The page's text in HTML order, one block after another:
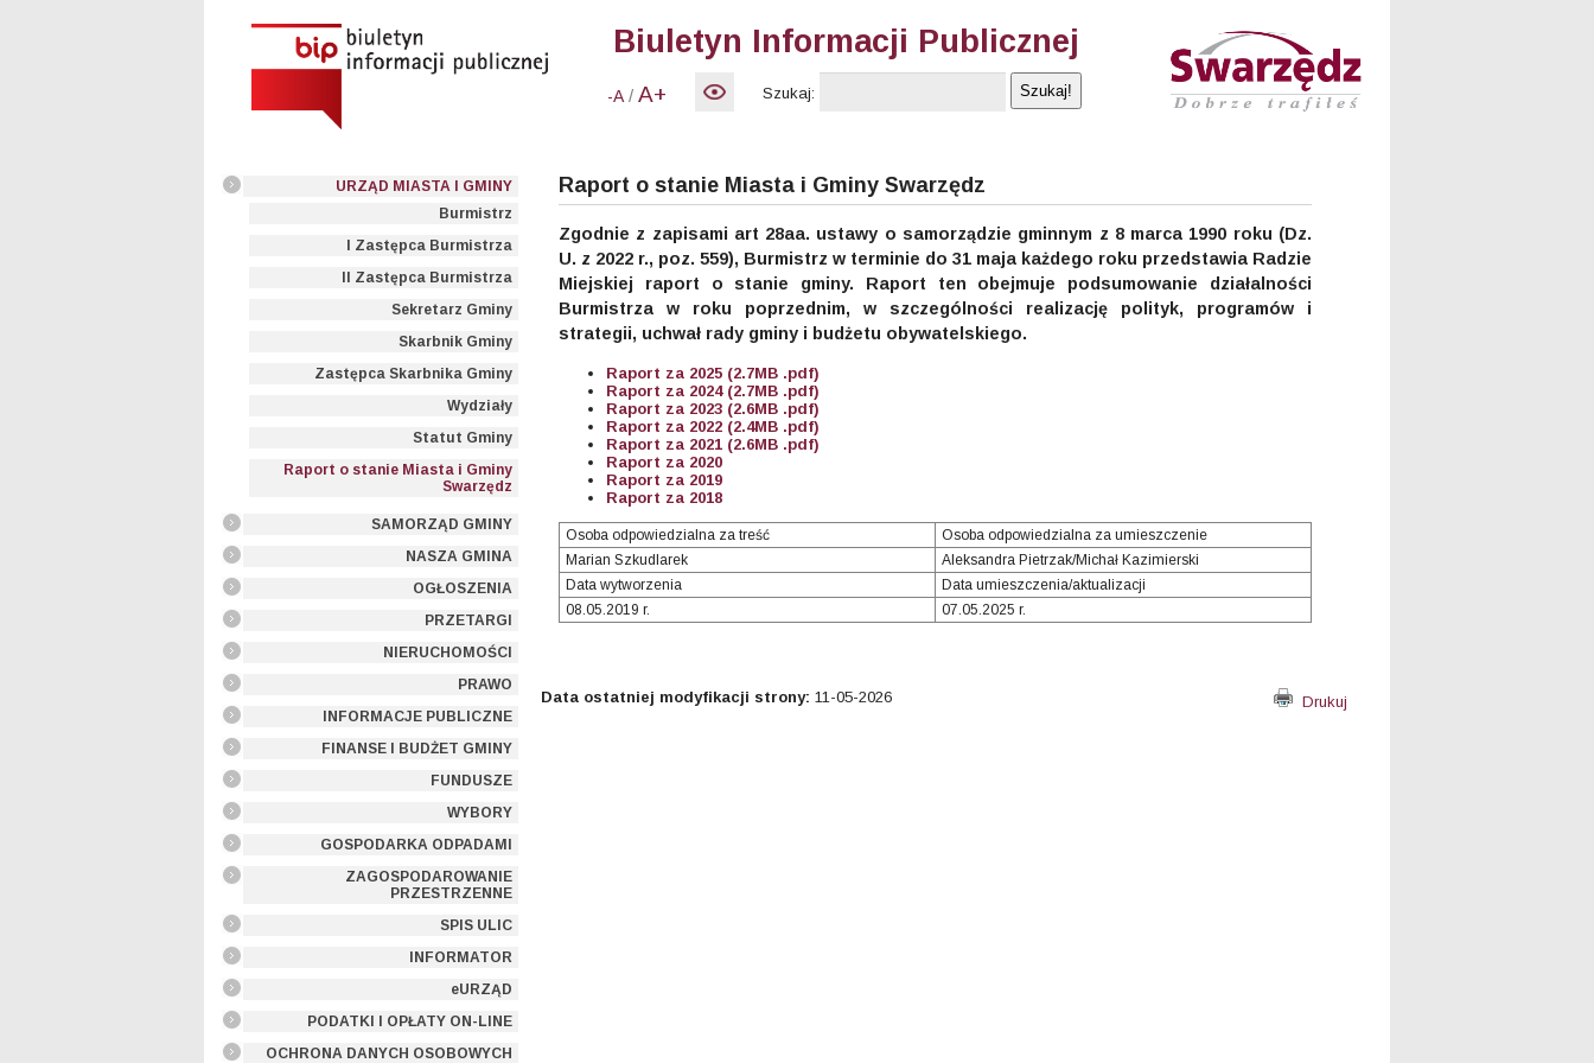
Biuletyn Informacji Publicznej
-A / A+ Szukaj:
URZĄD MIASTA I GMINY
Burmistrz
I Zastępca Burmistrza
II Zastępca Burmistrza
Sekretarz Gminy
Skarbnik Gminy
Zastępca Skarbnika Gminy
Wydziały
Statut Gminy
Raport o stanie Miasta i Gminy
Swarzędz
SAMORZĄD GMINY
NASZA GMINA
OGŁOSZENIA
PRZETARGI
NIERUCHOMOŚCI
PRAWO
INFORMACJE PUBLICZNE
FINANSE I BUDŻET GMINY
FUNDUSZE
WYBORY
GOSPODARKA ODPADAMI
ZAGOSPODAROWANIE
PRZESTRZENNE
SPIS ULIC
INFORMATOR
eURZĄD
PODATKI I OPŁATY ON-LINE
OCHRONA DANYCH OSOBOWYCH
Raport o stanie Miasta i Gminy Swarzędz
Zgodnie z zapisami art 28aa. ustawy o samorządzie gminnym z 8 marca 1990 roku (Dz.
U. z 2022 r., poz. 559), Burmistrz w terminie do 31 maja każdego roku przedstawia Radzie
Miejskiej raport o stanie gminy. Raport ten obejmuje podsumowanie działalności
Burmistrza w roku poprzednim, w szczególności realizację polityk, programów i
strategii, uchwał rady gminy i budżetu obywatelskiego.
Raport za 2025 (2.7MB .pdf)
Raport za 2024 (2.7MB .pdf)
Raport za 2023 (2.6MB .pdf)
Raport za 2022 (2.4MB .pdf)
Raport za 2021 (2.6MB .pdf)
Raport za 2020
Raport za 2019
Raport za 2018
Osoba odpowiedzialna za treść
Osoba odpowiedzialna za umieszczenie
Marian Szkudlarek
Aleksandra Pietrzak/Michał Kazimierski
Data wytworzenia
Data umieszczenia/aktualizacji
08.05.2019 r.
07.05.2025 r.
Data ostatniej modyfikacji strony: 11-05-2026 Drukuj